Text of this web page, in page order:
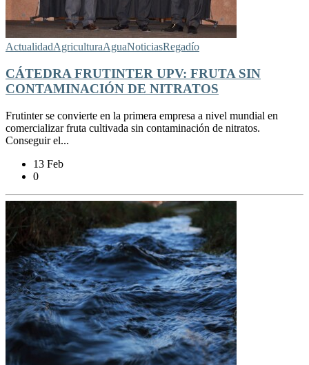
ActualidadAgriculturaAguaNoticiasRegadío
CÁTEDRA FRUTINTER UPV: FRUTA SIN
CONTAMINACIÓN DE NITRATOS
Frutinter se convierte en la primera empresa a nivel mundial en
comercializar fruta cultivada sin contaminación de nitratos.
Conseguir el...
13 Feb
0